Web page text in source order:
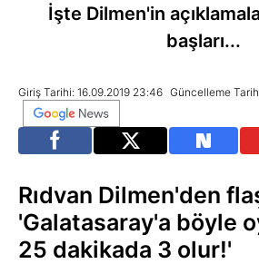
İşte Dilmen'in
başları...
Giriş Tarihi: 16.09.2019 23:46 Güncelleme
Rıdvan Dilmen'den
'Galatasaray'a böyle
25 dakikada 3 olur!'